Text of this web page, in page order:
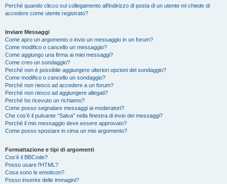
Perché quando clicco sul collegamento all’indirizzo di posta di un utente mi chiede di
accedere come utente registrato?
Inviare Messaggi
Come apro un argomento o invio un messaggio in un forum?
Come modifico o cancello un messaggio?
Come aggiungo una firma ai miei messaggi?
Come creo un sondaggio?
Perché non è possibile aggiungere ulteriori opzioni del sondaggio?
Come modifico o cancello un sondaggio?
Perché non riesco ad accedere a un forum?
Perché non riesco ad aggiungere allegati?
Perché ho ricevuto un richiamo?
Come posso segnalare messaggi ai moderatori?
Che cos’è il pulsante “Salva” nella finestra di invio dei messaggi?
Perché il mio messaggio deve essere approvato?
Come posso spostare in cima un mio argomento?
Formattazione e tipi di argomenti
Cos’è il BBCode?
Posso usare l’HTML?
Cosa sono le emoticon?
Posso inserire delle immagini?